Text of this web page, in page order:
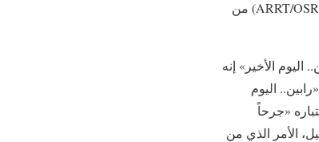
ماوس» وجائزة «شبكة أفلام حقوق الانسان» من مهرجان فينسيا السينمائي الدولي، علاوة على جائزة (ARRT/OSRAM) من
الأخير» إنه
اليوم
«جرحاً
الأمر الذي من